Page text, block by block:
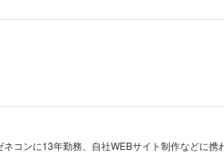
コンに13年勤務、自社WEBサイト制作などに携